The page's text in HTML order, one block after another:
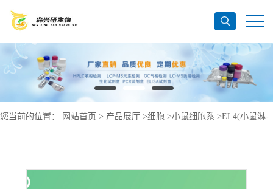
您当前的位置： 网站首页 > 产品展厅 >细胞 >小鼠细胞系 >EL4(小鼠淋-